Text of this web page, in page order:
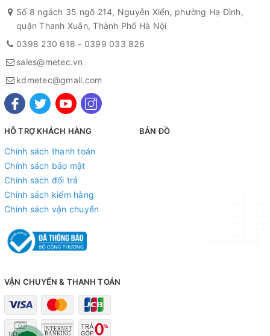
Số 8 ngách 35 ngõ 214, Nguyễn Xiển, phường Hạ Đình,
quận Thanh Xuân, Thành Phố Hà Nội
0398 230 618 - 0399 033 826
sales@metec.vn
kdmetec@gmail.com
HỖ TRỢ KHÁCH HÀNG
Chính sách thanh toán
Chính sách bảo mật
Chính sách đổi trả
Chính sách kiểm hàng
Chính sách vận chuyển
BẢN ĐỒ
VẬN CHUYỂN & THANH TOÁN